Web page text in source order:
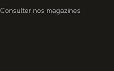
Consulter nos magazines